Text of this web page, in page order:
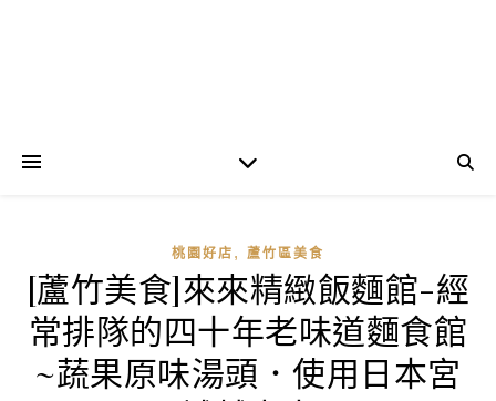
桃園好店 , 蘆竹區美食
[蘆竹美食]來來精緻飯麵館-經
常排隊的四十年老味道麵食館
~蔬果原味湯頭．使用日本宮